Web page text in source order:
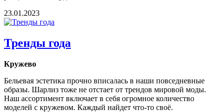
23.01.2023
Тренды года
Кружево
Бельевая эстетика прочно вписалась в наши повседневные
образы. Шарлиз тоже не отстает от трендов мировой моды.
Наш ассортимент включает в себя огромное количество
моделей с кружевом. Каждый найдет что-то своё.